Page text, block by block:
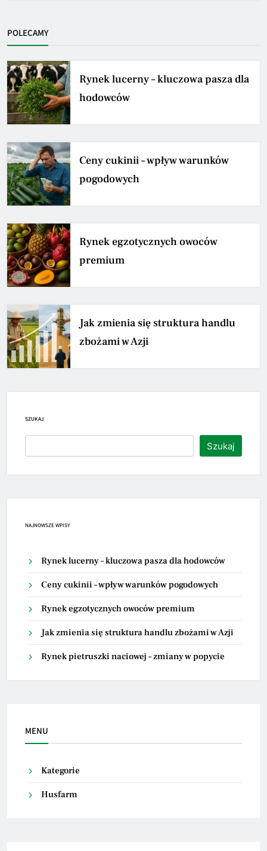
POLECAMY
Rynek lucerny – kluczowa pasza dla
hodowców
Ceny cukinii – wpływ warunków
pogodowych
Rynek egzotycznych owoców
premium
Jak zmienia się struktura handlu
zbożami w Azji
SZUKAJ
Szukaj
NAJNOWSZE WPISY
Rynek lucerny – kluczowa pasza dla hodowców
Ceny cukinii – wpływ warunków pogodowych
Rynek egzotycznych owoców premium
Jak zmienia się struktura handlu zbożami w Azji
Rynek pietruszki naciowej – zmiany w popycie
MENU
Kategorie
Husfarm